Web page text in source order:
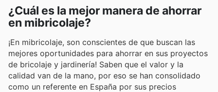
¿Cuál es la mejor manera de ahorrar
en mibricolaje?
¡En mibricolaje, son conscientes de que buscan las
mejores oportunidades para ahorrar en sus proyectos
de bricolaje y jardinería! Saben que el valor y la
calidad van de la mano, por eso se han consolidado
como un referente en España por sus precios